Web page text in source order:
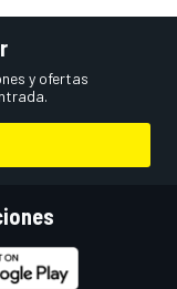
y ofertas